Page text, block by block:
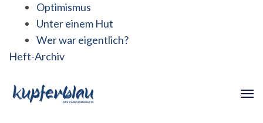
Optimismus
Unter einem Hut
Wer war eigentlich?
Heft-Archiv